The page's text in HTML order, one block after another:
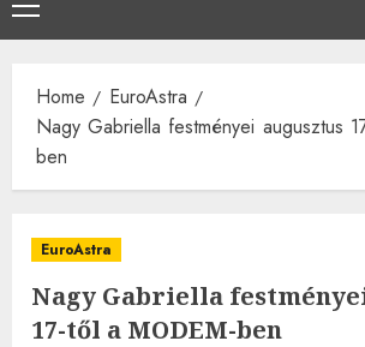
Primary
Menu
Home
EuroAstra
Nagy Gabriella festményei augusztus
ben
EuroAstra
Nagy Gabriella
17-től a MODEM-ben